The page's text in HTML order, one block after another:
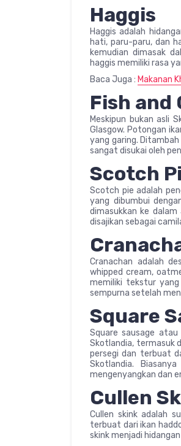
Haggis
Haggis adalah
hati, paru-paru, dan
kemudian dimasak
haggis memiliki rasa
Baca Juga : Makanan
Fish and
Meskipun bukan asli
Glasgow. Potongan
yang garing.
sangat disukai oleh
Scotch
Scotch pie adalah
yang dibumbui
dimasukkan ke
disajikan sebagai
Cranachan adalah
whipped cream,
memiliki tekstur
sempurna setelah
Square
Square sausage atau
Skotlandia, termasuk
persegi dan terbuat
Skotlandia.
mengenyangkan dan
Cullen
Cullen skink adalah
terbuat dari ikan
skink menjadi